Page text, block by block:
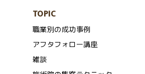
TOPIC
職業別の成功事例
アフタフォロー講座
雑談